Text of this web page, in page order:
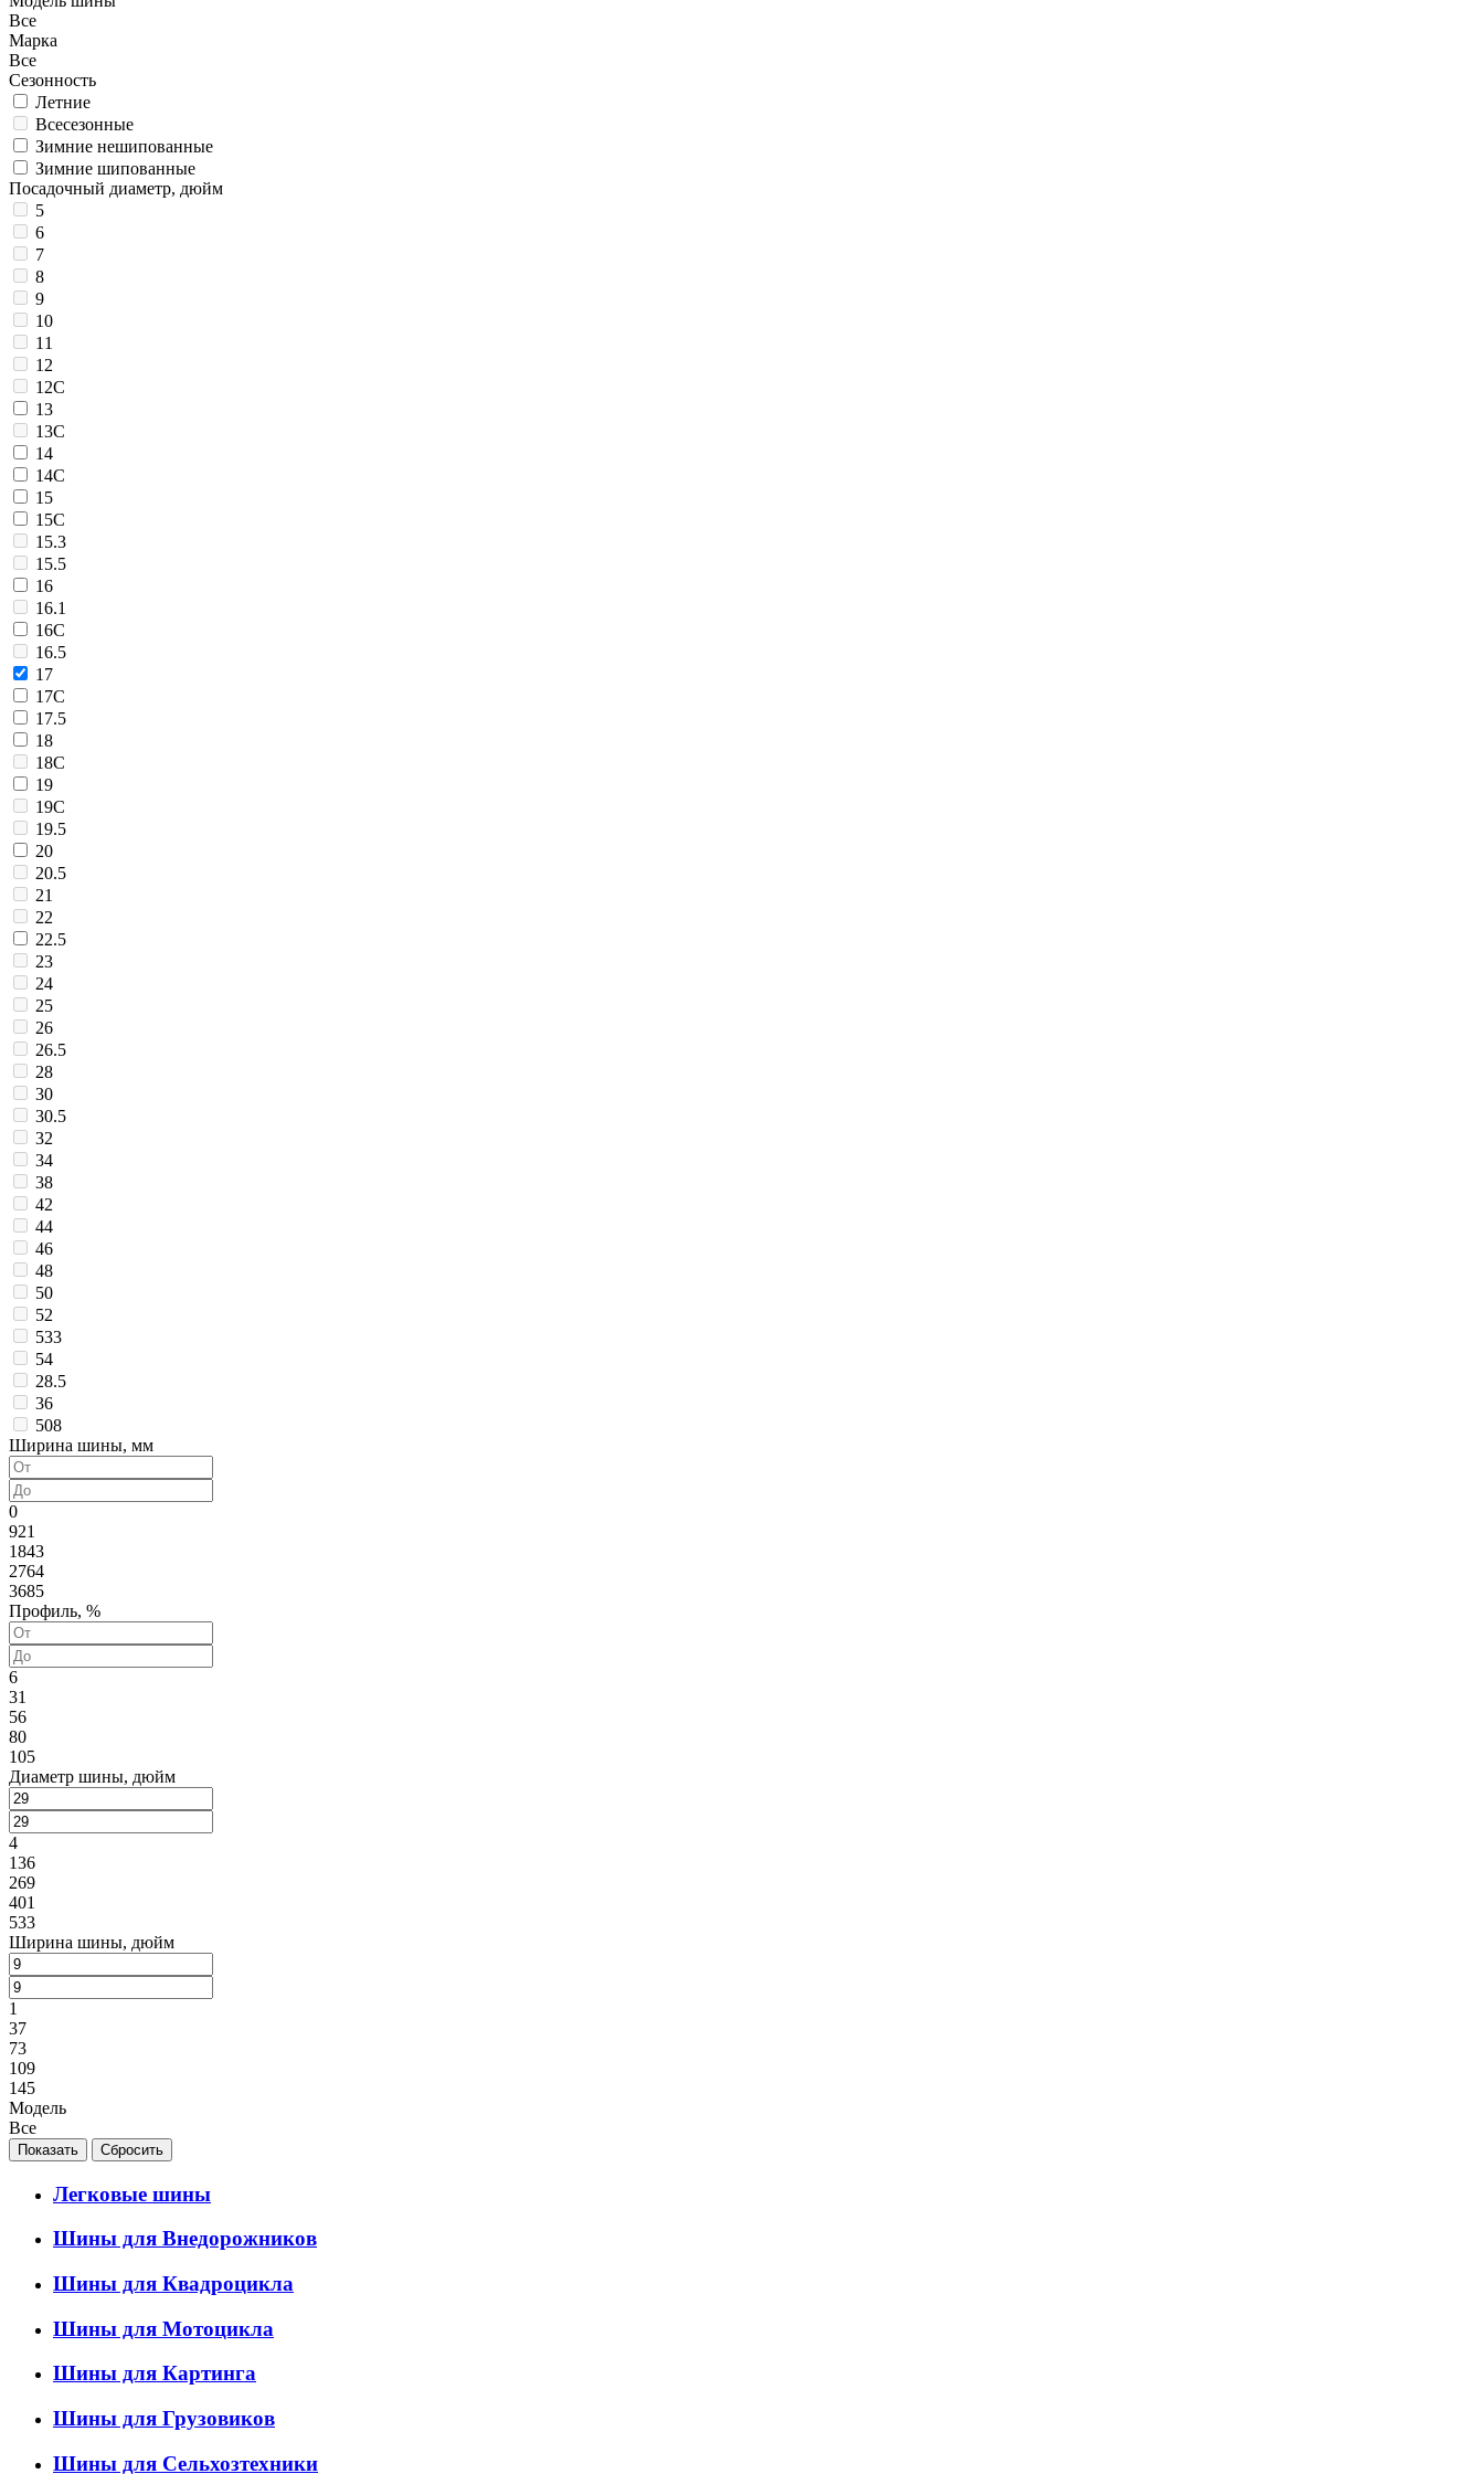
Все
Марка
Все
Сезонность
Летние
Всесезонные
Зимние нешипованные
Зимние шипованные
Посадочный диаметр, дюйм
5
6
7
8
9
10
11
12
12C
13
13C
14
14C
15
15C
15.3
15.5
16
16.1
16C
16.5
17
17C
17.5
18
18C
19
19C
19.5
20
20.5
21
22
22.5
23
24
25
26
26.5
28
30
30.5
32
34
38
42
44
46
48
50
52
533
54
28.5
36
508
Ширина шины, мм
0
921
1843
2764
3685
Профиль, %
6
31
56
80
105
Диаметр шины, дюйм
4
136
269
401
533
Ширина шины, дюйм
1
37
73
109
145
Модель
Все
Легковые шины
Шины для Внедорожников
Шины для Квадроцикла
Шины для Мотоцикла
Шины для Картинга
Шины для Грузовиков
Шины для Сельхозтехники